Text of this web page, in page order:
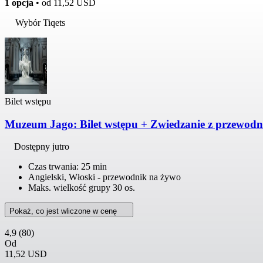
1 opcja • od 11,52 USD
Wybór Tiqets
Bilet wstępu
Muzeum Jago: Bilet wstępu + Zwiedzanie z
Dostępny jutro
Czas trwania: 25 min
Angielski, Włoski - przewodnik na żywo
Maks. wielkość grupy 30 os.
Pokaż, co jest wliczone w cenę
4,9 (80)
Od
11,52 USD